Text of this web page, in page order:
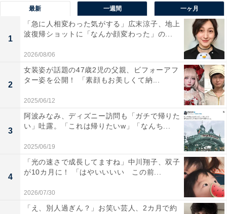
最新 一週間 一ヶ月
1
「急に人相変わった気がする」広末涼子、地上
波復帰ショットに「なんか顔変わった」の...
2026/08/06
2
女装姿が話題の47歳2児の父親、ビフォーアフ
ター姿を公開！ 「素顔もお美しくて納...
2025/06/12
3
阿波みなみ、ディズニー訪問も「ガチで帰りた
い」吐露。「これは帰りたいw」「なんち...
2025/06/19
4
「光の速さで成長してますね」中川翔子、双子
が10カ月に！ 「はやいいいい この前...
2026/07/30
「え、別人過ぎん？」お笑い芸人、2カ月で約